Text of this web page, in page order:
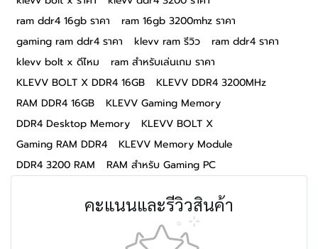
ram ddr4 16gb ราคา
ram 16gb 3200mhz ราคา
gaming ram ddr4 ราคา
klevv ram รีวิว
ram ddr4 ราคา
klevv bolt x ดีไหม
ram สำหรับเล่นเกม ราคา
KLEVV BOLT X DDR4 16GB
KLEVV DDR4 3200MHz
RAM DDR4 16GB
KLEVV Gaming Memory
DDR4 Desktop Memory
KLEVV BOLT X
Gaming RAM DDR4
KLEVV Memory Module
DDR4 3200 RAM
RAM สำหรับ Gaming PC
คะแนนและรีวิวสินค้า